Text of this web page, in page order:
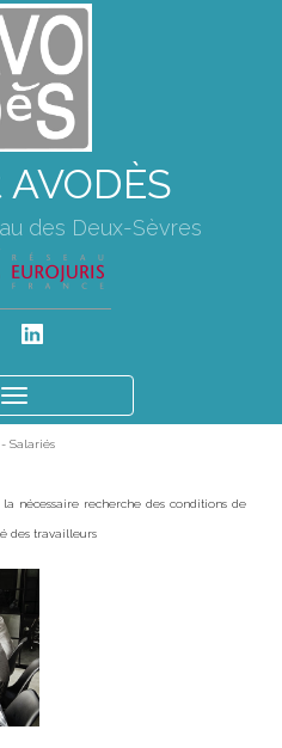
des Deux-Sèvres
Salariés
nécessaire recherche des conditions de
des travailleurs